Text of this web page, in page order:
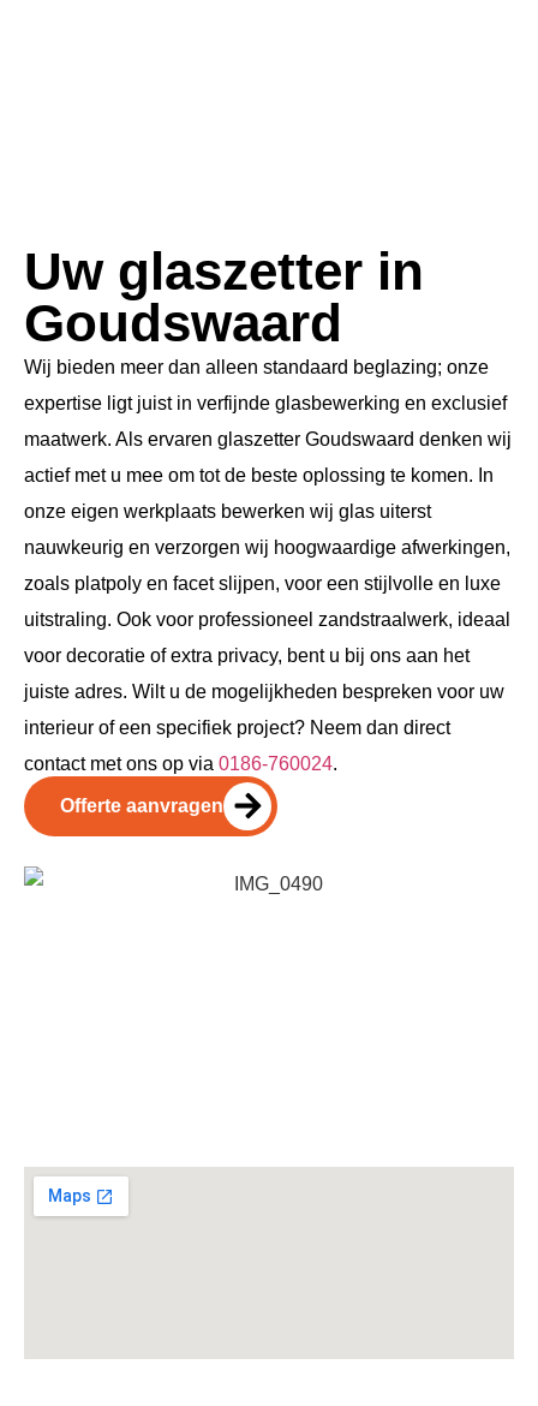
Uw glaszetter in
Goudswaard
Wij bieden meer dan alleen standaard beglazing; onze
expertise ligt juist in verfijnde glasbewerking en exclusief
maatwerk. Als ervaren glaszetter Goudswaard denken wij
actief met u mee om tot de beste oplossing te komen. In
onze eigen werkplaats bewerken wij glas uiterst
nauwkeurig en verzorgen wij hoogwaardige afwerkingen,
zoals platpoly en facet slijpen, voor een stijlvolle en luxe
uitstraling. Ook voor professioneel zandstraalwerk, ideaal
voor decoratie of extra privacy, bent u bij ons aan het
juiste adres. Wilt u de mogelijkheden bespreken voor uw
interieur of een specifiek project? Neem dan direct
contact met ons op via 0186-760024.
Offerte aanvragen